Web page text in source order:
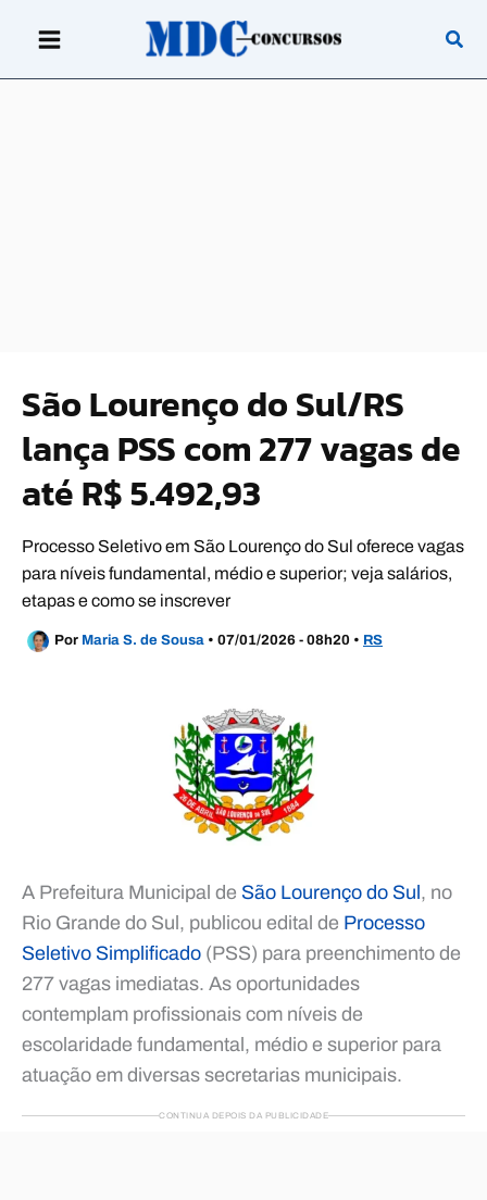
São Lourenço do Sul/RS
lança PSS com 277 vagas de
até R$ 5.492,93
Processo Seletivo em São Lourenço do Sul oferece vagas
para níveis fundamental, médio e superior; veja salários,
etapas e como se inscrever
Por Maria S. de Sousa • 07/01/2026 - 08h20 • RS
A Prefeitura Municipal de São Lourenço do Sul, no
Rio Grande do Sul, publicou edital de Processo
Seletivo Simplificado (PSS) para preenchimento de
277 vagas imediatas. As oportunidades
contemplam profissionais com níveis de
escolaridade fundamental, médio e superior para
atuação em diversas secretarias municipais.
CONTINUA DEPOIS DA PUBLICIDADE